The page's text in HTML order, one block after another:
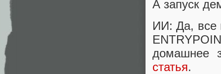
А запуск
ИИ: Да, все
домашнее
статья.